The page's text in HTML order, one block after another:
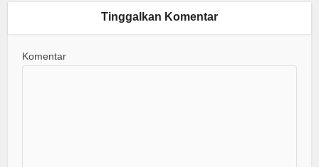
Tinggalkan Komentar
Komentar